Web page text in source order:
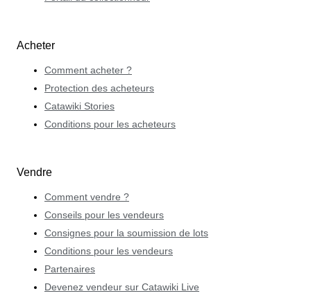
Acheter
Comment acheter ?
Protection des acheteurs
Catawiki Stories
Conditions pour les acheteurs
Vendre
Comment vendre ?
Conseils pour les vendeurs
Consignes pour la soumission de lots
Conditions pour les vendeurs
Partenaires
Devenez vendeur sur Catawiki Live